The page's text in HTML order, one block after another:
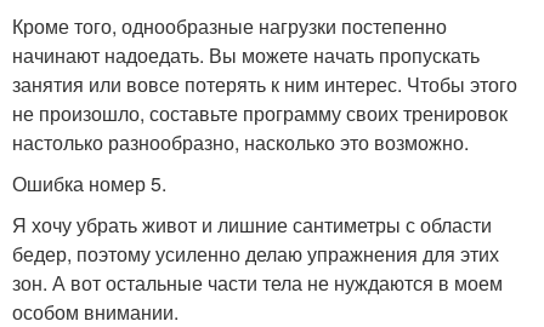
Кроме того, однообразные нагрузки постепенно
начинают надоедать. Вы можете начать пропускать
занятия или вовсе потерять к ним интерес. Чтобы этого
не произошло, составьте программу своих тренировок
настолько разнообразно, насколько это возможно.
Ошибка номер 5.
Я хочу убрать живот и лишние сантиметры с области
бедер, поэтому усиленно делаю упражнения для этих
зон. А вот остальные части тела не нуждаются в моем
особом внимании.